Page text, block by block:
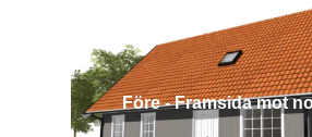
Före - Framsida mot